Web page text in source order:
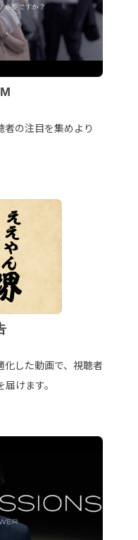
の注目を集めより
化した動画で、視聴者
けます。